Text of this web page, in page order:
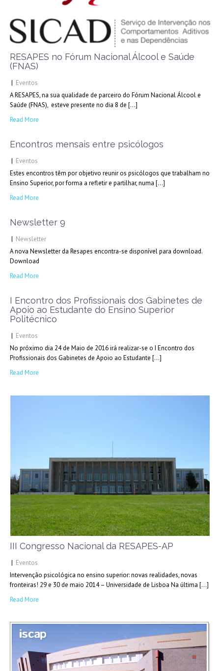
RESAPES no Fórum Nacional Álcool e Saúde
(FNAS)
| Eventos
A RESAPES, na sua qualidade de parceiro do Fórum Nacional Álcool e
Saúde (FNAS), esteve presente no dia 8 de […]
Read More
Encontros mensais entre psicólogos
| Eventos
Estes encontros têm por objetivo reunir os psicólogos que trabalham no
Ensino Superior, por forma a refletir e partilhar, numa […]
Read More
Newsletter 9
| Newsletter
A nova Newsletter da Resapes encontra-se disponível para download.
Download
Read More
I Encontro dos Profissionais dos Gabinetes de
Apoio ao Estudante do Ensino Superior
Politécnico
| Eventos
No próximo dia 24 de Maio de 2016 irá realizar-se o I Encontro dos
Profissionais dos Gabinetes de Apoio ao Estudante […]
Read More
III Congresso Nacional da RESAPES-AP
| Eventos
Intervenção psicológica no ensino superior: novas realidades, novas
fronteiras! 29 e 30 de maio 2014 – Universidade de Lisboa Na última […]
Read More